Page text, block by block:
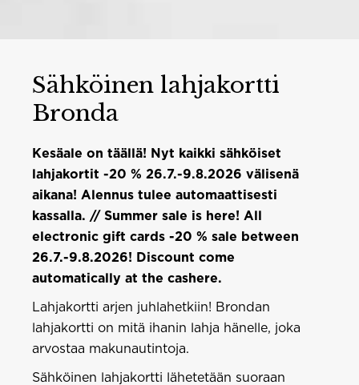
Sähköinen lahjakortti
Bronda
Kesäale on täällä! Nyt kaikki sähköiset
lahjakortit -20 % 26.7.-9.8.2026 välisenä
aikana! Alennus tulee automaattisesti
kassalla. // Summer sale is here! All
electronic gift cards -20 % sale between
26.7.-9.8.2026! Discount come
automatically at the cashere.
Lahjakortti arjen juhlahetkiin! Brondan
lahjakortti on mitä ihanin lahja hänelle, joka
arvostaa makunautintoja.
Sähköinen lahjakortti lähetetään suoraan